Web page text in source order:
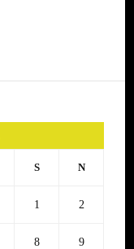
S N
1 2
8 9